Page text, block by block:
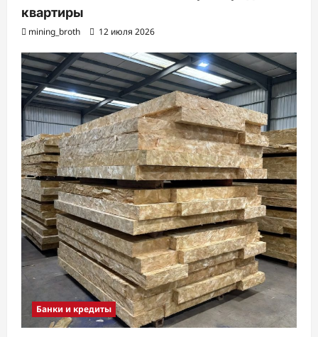
квартиры
mining_broth 12 июля 2026
Банки и кредиты